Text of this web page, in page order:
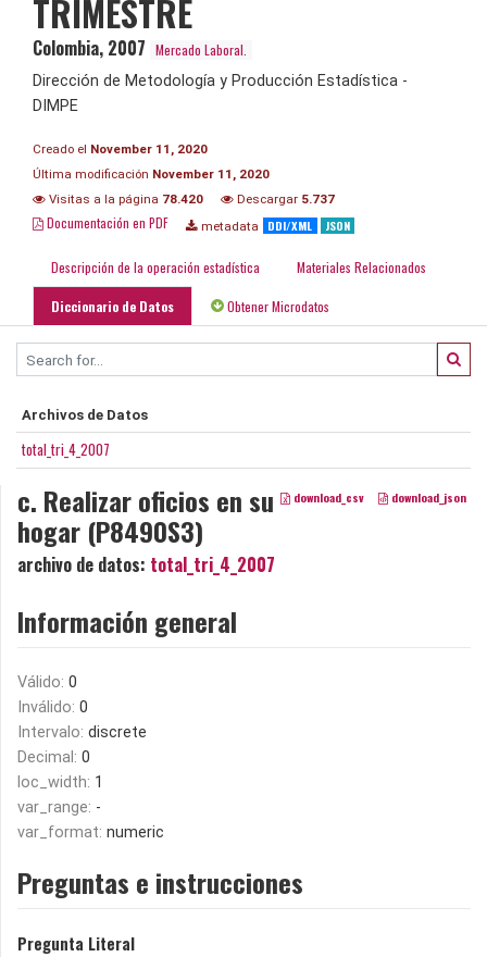
TRIMESTRE
Colombia, 2007 Mercado Laboral.
Dirección de Metodología y Producción Estadística -
DIMPE
Creado el November 11, 2020
Última modificación November 11, 2020
Visitas a la página 78.420 Descargar 5.737
Documentación en PDF metadata DDI/XML JSON
Descripción de la operación estadística Materiales Relacionados
Diccionario de Datos Obtener Microdatos
Archivos de Datos
total_tri_4_2007
download_csv download_json
c. Realizar oficios en su
hogar (P8490S3)
archivo de datos: total_tri_4_2007
Información general
Válido: 0
Inválido: 0
Intervalo: discrete
Decimal: 0
loc_width: 1
var_range: -
var_format: numeric
Preguntas e instrucciones
Pregunta Literal